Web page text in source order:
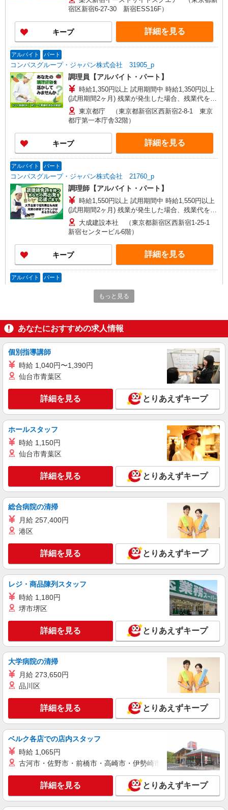
宿区新宿6-27-30 新宿ESS16F）
キープ 詳細を見る
アルバイト パート
コンパスグループ・ジャパン株式会社 31905_p
調理員【アルバイト・パート】
時給1,350円以上 試用期間中 時給1,350円以上
(試用期間2ヶ月) 残業が発生した場合、残業代を1
分単位で別途支給します。
東京都庁 （東京都新宿区西新宿2‐8‐1 東京
都庁第一本庁舎32階）
キープ 詳細を見る
アルバイト パート
コンパスグループ・ジャパン株式会社 21760_p
調理師【アルバイト・パート】
時給1,550円以上 試用期間中 時給1,550円以上
(試用期間2ヶ月) 残業が発生した場合、残業代を1
分単位で別途支給します。
大成建設本社 （東京都新宿区西新宿1-25-1
新宿センタービル6階）
キープ 詳細を見る
アルバイト パート
コンパスグループ・ジャパン株式会社 20464_p
調理補助【アルバイト・パート】
(試用期間2ヶ月) 残業が発生した場合、残業代を1
分単位で別途支給します。
新宿ルミネ1店キャフェテリア （東京都新宿
区西新宿1-1-5 新宿ルミネ1 8階）
キープ 詳細を見る
アルバイト パート
コンパスグループ・ジャパン株式会社 21760_p
調理補助【アルバイト・パート】
大成建設本社 （東京都新宿区西新宿1-25-1
キープ 詳細を見る
コンパスグループ・ジャパン株式会社 39324_p
調理師【アルバイト・パート】
(試用期間2ヶ月) 残業が発生した場合、残業代を1
分単位で別途支給します。
グランダ神楽坂 （東京都新宿区水道町1番3
号 グランダ神楽坂）
キープ 詳細を見る
アルバイト パート
コンパスグループ・ジャパン株式会社 21238_p
調理補助【アルバイト・パート】
時給1,400円以上 試用期間中 時給1,400円以上
大日本印刷市ヶ谷 （東京都新宿区市谷加賀町
1-1-1 DNP加賀町ビル5F）
キープ 詳細を見る
アルバイト パート
コンパスグループ・ジャパン株式会社 31905_p
時給1,500円以上 試用期間中 時給1,500円以上
(試用期間2ヶ月) 残業が発生した場合、残業代を1
分単位で別途支給します。
東京都庁 （東京都新宿区西新宿2‐8‐1 東京
都庁第一本庁舎32階）
もっと見る
あなたにおすすめの求人情報
個別指導講師
時給 1,040円〜1,390円
仙台市青葉区
詳細を見る とりあえずキープ
ホールスタッフ
時給 1,150円
仙台市青葉区
詳細を見る とりあえずキープ
総合病院の清掃
月給 257,400円
港区
詳細を見る とりあえずキープ
レジ・商品陳列スタッフ
時給 1,180円
堺市堺区
詳細を見る とりあえずキープ
大学病院の清掃
月給 273,650円
品川区
詳細を見る とりあえずキープ
ベルク各店での店内スタッフ
時給 1,065円
古河市・佐野市・前橋市・高崎市・伊勢崎市・太田市・館林市
詳細を見る とりあえずキープ